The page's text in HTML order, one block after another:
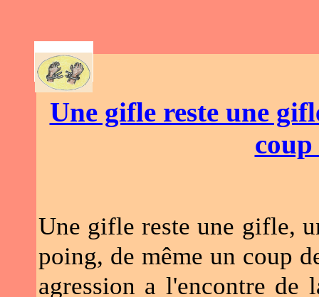
Une gifle reste une
Une gifle reste une gifle,
poing, de même un coup
agression a l'encontre